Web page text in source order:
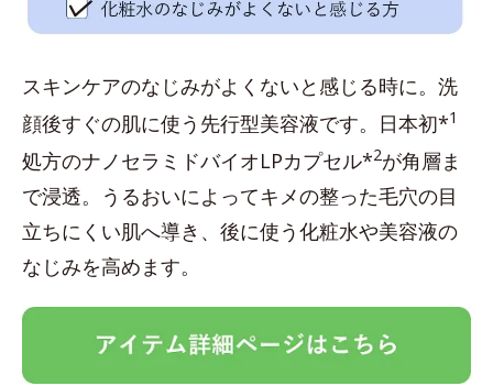
スキンケアのなじみがよくないと感じる時に。洗
顔後すぐの肌に使う先行型美容液です。日本初*1
処方のナノセラミドバイオLPカプセル*2が角層ま
で浸透。うるおいによってキメの整った毛穴の目
立ちにくい肌へ導き、後に使う化粧水や美容液の
なじみを高めます。